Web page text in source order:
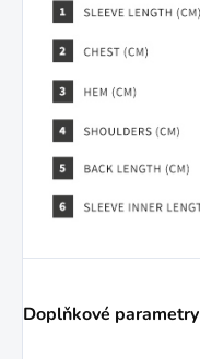
Doplňkové parametry